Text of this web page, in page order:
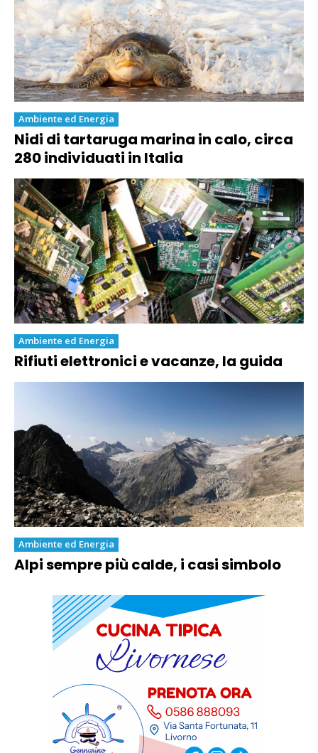
Ambiente ed Energia
Nidi di tartaruga marina in calo, circa
280 individuati in Italia
Ambiente ed Energia
Rifiuti elettronici e vacanze, la guida
Ambiente ed Energia
Alpi sempre più calde, i casi simbolo